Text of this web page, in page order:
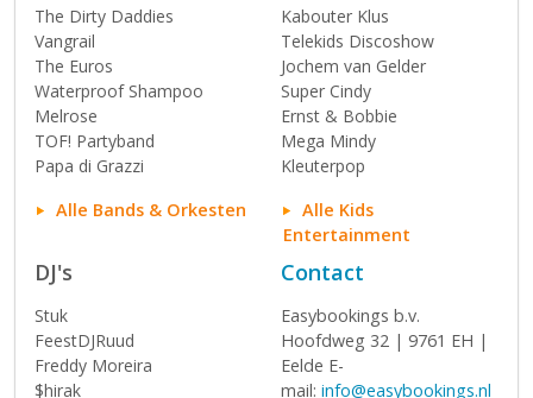
The Dirty Daddies
Vangrail
The Euros
Waterproof Shampoo
Melrose
TOF! Partyband
Papa di Grazzi
Alle Bands & Orkesten
Kabouter Klus
Telekids Discoshow
Jochem van Gelder
Super Cindy
Ernst & Bobbie
Mega Mindy
Kleuterpop
Alle Kids
Entertainment
DJ's
Stuk
FeestDJRuud
Freddy Moreira
$hirak
Contact
Easybookings b.v.
Hoofdweg 32 | 9761 EH |
Eelde E-
mail: info@easybookings.nl